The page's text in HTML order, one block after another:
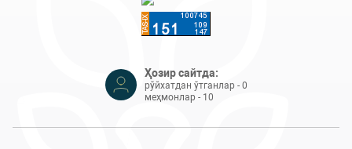
Ҳозир сайтда:
рўйхатдан ўтганлар - 0
меҳмонлар - 10